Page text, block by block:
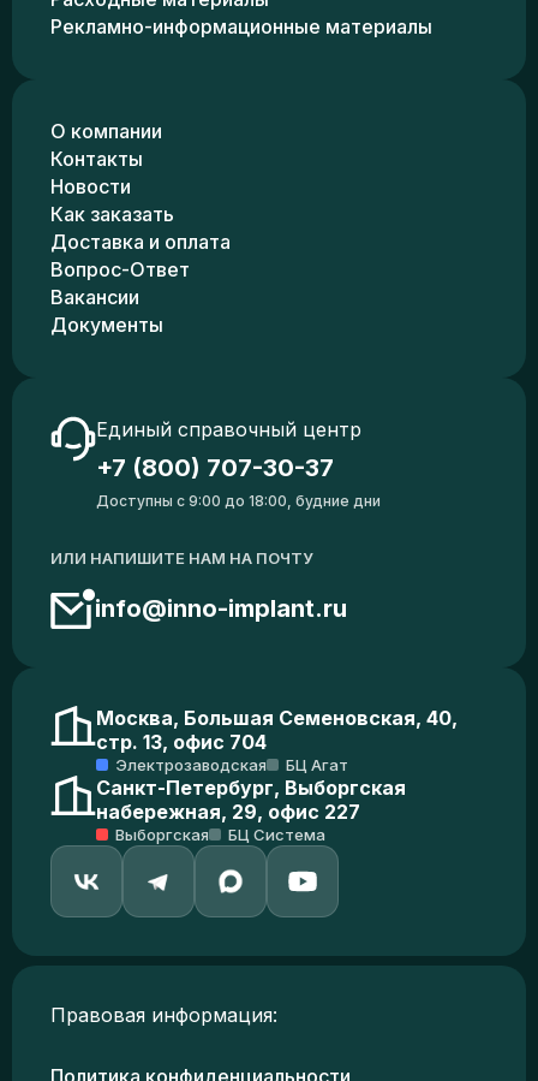
Рекламно-информационные материалы
О компании
Контакты
Новости
Как заказать
Доставка и оплата
Вопрос-Ответ
Вакансии
Документы
Единый справочный центр
+7 (800) 707-30-37
Доступны с 9:00 до 18:00, будние дни
ИЛИ НАПИШИТЕ НАМ НА ПОЧТУ
info@inno-implant.ru
Москва, Большая Семеновская, 40,
стр. 13, офис 704
Электрозаводская БЦ Агат
Санкт-Петербург, Выборгская
набережная, 29, офис 227
Выборгская БЦ Система
Правовая информация:
Политика конфиденциальности